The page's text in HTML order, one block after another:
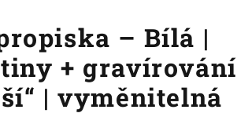
– Bílá |
+ gravírování
| vyměnitelná